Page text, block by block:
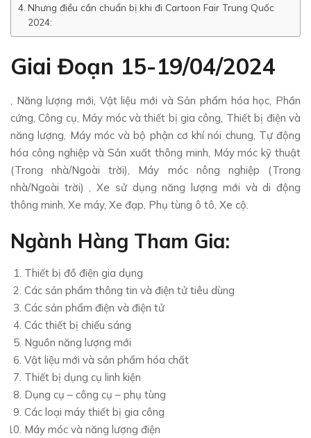
Nhưng điều cần chuẩn bị khi đi Cartoon Fair Trung Quốc
2024:
Giai Đoạn 15-19/04/2024
, Năng lượng mới, Vật liệu mới và Sản phẩm hóa học, Phần
cứng, Công cụ, Máy móc và thiết bị gia công, Thiết bị điện và
năng lượng, Máy móc và bộ phận cơ khí nói chung, Tự động
hóa công nghiệp và Sản xuất thông minh, Máy móc kỹ thuật
(Trong nhà/Ngoài trời), Máy móc nông nghiệp (Trong
nhà/Ngoài trời) , Xe sử dụng năng lượng mới và di động
thông minh, Xe máy, Xe đạp, Phụ tùng ô tô, Xe cộ.
Ngành Hàng Tham Gia:
Thiết bị đồ điện gia dụng
Các sản phẩm thông tin và điện tử tiêu dùng
Các sản phẩm điện và điện tử
Các thiết bị chiếu sáng
Nguồn năng lượng mới
Vật liệu mới và sản phẩm hóa chất
Thiết bị dụng cụ linh kiện
Dụng cụ – công cụ – phụ tùng
Các loại máy thiết bị gia công
Máy móc và năng lượng điện